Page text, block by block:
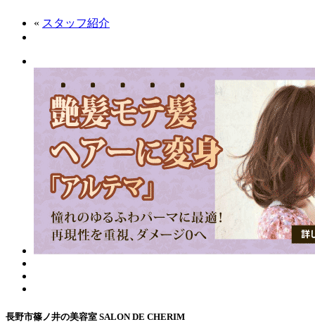
« スタッフ紹介
長野市篠ノ井の美容室 SALON DE CHERIM